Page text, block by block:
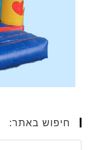
חיפוש באתר: